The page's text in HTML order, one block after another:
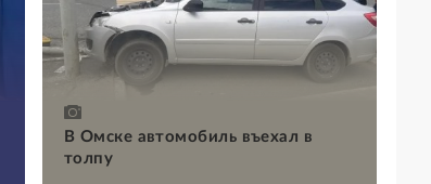
В Омске автомобиль въехал в
толпу